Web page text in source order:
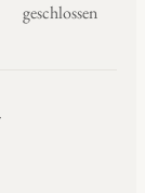
geschlossen